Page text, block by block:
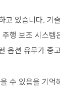
있습니다. 기
행 보조 시스
옵션 유무가 중
수 있음을 기